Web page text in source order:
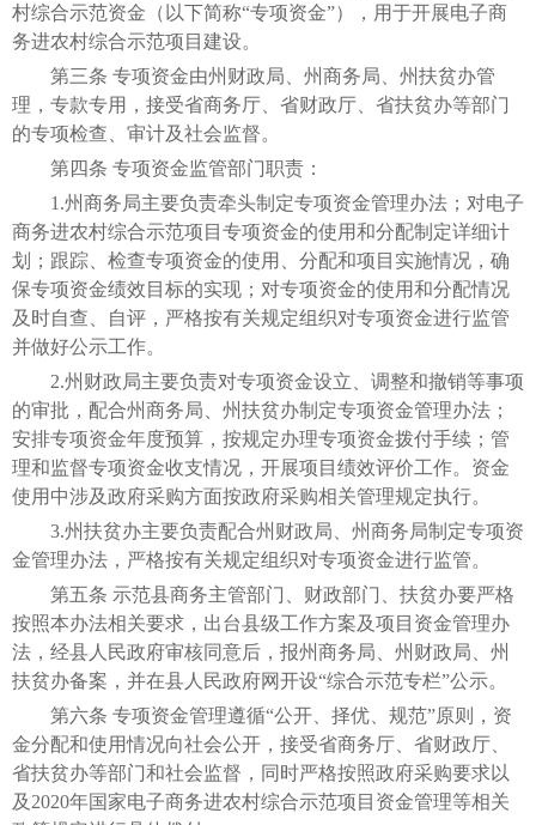
村综合示范资金（以下简称“专项资金”），用于开展电子商
务进农村综合示范项目建设。
第三条 专项资金由州财政局、州商务局、州扶贫办管
理，专款专用，接受省商务厅、省财政厅、省扶贫办等部门
的专项检查、审计及社会监督。
第四条 专项资金监管部门职责：
1.州商务局主要负责牵头制定专项资金管理办法；对电子
商务进农村综合示范项目专项资金的使用和分配制定详细计
划；跟踪、检查专项资金的使用、分配和项目实施情况，确
保专项资金绩效目标的实现；对专项资金的使用和分配情况
及时自查、自评，严格按有关规定组织对专项资金进行监管
并做好公示工作。
2.州财政局主要负责对专项资金设立、调整和撤销等事项
的审批，配合州商务局、州扶贫办制定专项资金管理办法；
安排专项资金年度预算，按规定办理专项资金拨付手续；管
理和监督专项资金收支情况，开展项目绩效评价工作。资金
使用中涉及政府采购方面按政府采购相关管理规定执行。
3.州扶贫办主要负责配合州财政局、州商务局制定专项资
金管理办法，严格按有关规定组织对专项资金进行监管。
第五条 示范县商务主管部门、财政部门、扶贫办要严格
按照本办法相关要求，出台县级工作方案及项目资金管理办
法，经县人民政府审核同意后，报州商务局、州财政局、州
扶贫办备案，并在县人民政府网开设“综合示范专栏”公示。
第六条 专项资金管理遵循“公开、择优、规范”原则，资
金分配和使用情况向社会公开，接受省商务厅、省财政厅、
省扶贫办等部门和社会监督，同时严格按照政府采购要求以
及2020年国家电子商务进农村综合示范项目资金管理等相关